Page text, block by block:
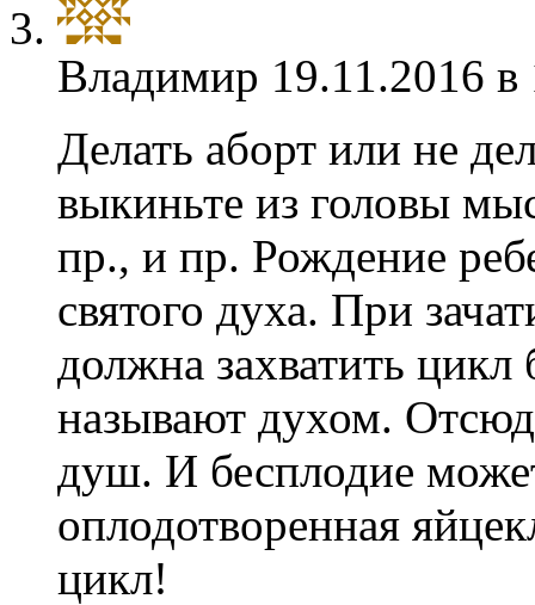
Владимир 19.11.2016
Делать аборт или не
выкиньте из головы
пр., и пр. Рождение
святого духа. При
должна захватить цикл
называют духом.
душ. И бесплодие
оплодотворенная
цикл!